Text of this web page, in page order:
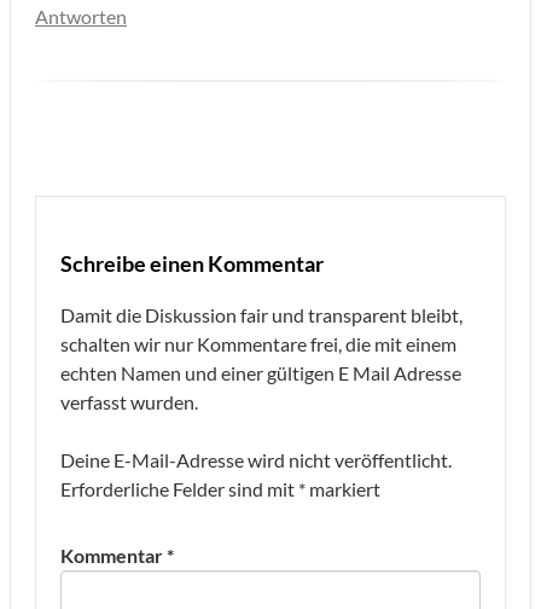
Antworten
Schreibe einen Kommentar
Damit die Diskussion fair und transparent bleibt,
schalten wir nur Kommentare frei, die mit einem
echten Namen und einer gültigen E Mail Adresse
verfasst wurden.
Deine E-Mail-Adresse wird nicht veröffentlicht.
Erforderliche Felder sind mit * markiert
Kommentar*